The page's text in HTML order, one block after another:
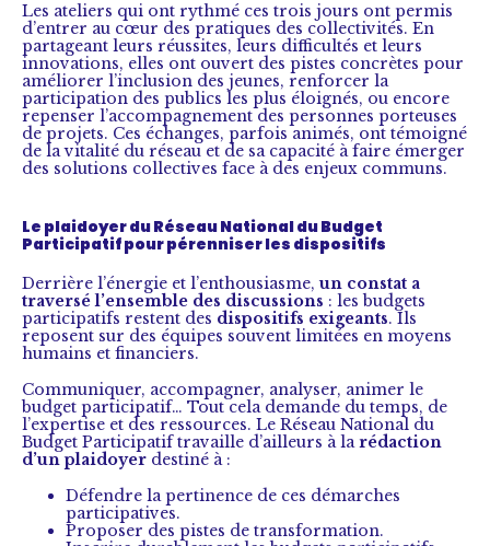
Les ateliers qui ont rythmé ces trois jours ont permis
d’entrer au cœur des pratiques des collectivités. En
partageant leurs réussites, leurs difficultés et leurs
innovations, elles ont ouvert des pistes concrètes pour
améliorer l’inclusion des jeunes, renforcer la
participation des publics les plus éloignés, ou encore
repenser l’accompagnement des personnes porteuses
de projets. Ces échanges, parfois animés, ont témoigné
de la vitalité du réseau et de sa capacité à faire émerger
des solutions collectives face à des enjeux communs.
Le plaidoyer du Réseau National du Budget
Participatif pour pérenniser les dispositifs
Derrière l’énergie et l’enthousiasme,un constat a
traversé l’ensemble des discussions : les budgets
participatifs restent des dispositifs exigeants. Ils
reposent sur des équipes souvent limitées en moyens
humains et financiers.
Communiquer, accompagner, analyser, animer le
budget participatif… Tout cela demande du temps, de
l’expertise et des ressources. Le Réseau National du
Budget Participatif travaille d’ailleurs à larédaction
d’un plaidoyer destiné à :
Défendre la pertinence de ces démarches
participatives.
Proposer des pistes de transformation.